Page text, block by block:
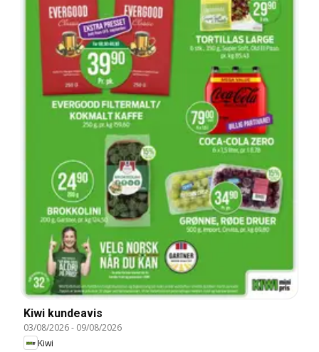
Kiwi kundeavis
03/08/2026- 09/08/2026
Kiwi